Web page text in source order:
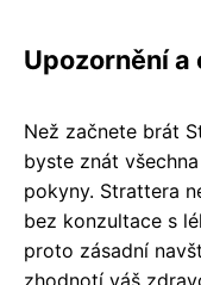
Upozornění a
Než začnete brát
byste znát
pokyny. Strattera
bez konzultace s
proto zásadní
zhodnotí váš